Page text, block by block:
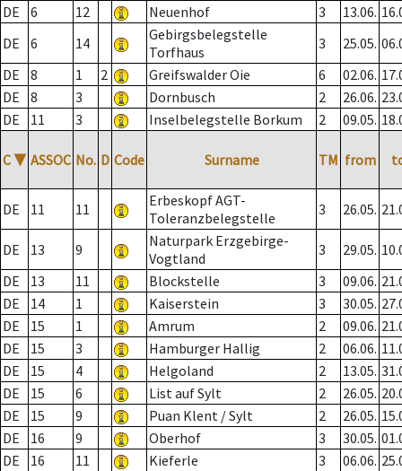
DE
6 12 Neuenhof 3 13.06.
DE
6 14
Gebirgsbelegstelle
Torfhaus
3 25.05.
DE
8 1 2 Greifswalder Oie 6 02.06.
DE
8 3 Dornbusch 2 26.06.
DE
11 3 Inselbelegstelle Borkum 2 09.05.
C ▼ ASSOC No. D Code Surname TM from
DE 11 11
Erbeskopf AGT-
Toleranzbelegstelle
3 26.05.
DE 13 9
Naturpark Erzgebirge-
Vogtland
3 29.05.
DE
13 11 Blockstelle 3 09.06.
DE
14 1 Kaiserstein 3 30.05.
DE
15 1 Amrum 2 09.06.
DE
15 3 Hamburger Hallig 2 06.06.
DE
15 4 Helgoland 2 13.05.
DE
15 6 List auf Sylt 2 26.05.
DE
15 9 Puan Klent / Sylt 2 26.05.
DE
16 9 Oberhof 3 30.05.
DE
16 11 Kieferle 3 06.06.